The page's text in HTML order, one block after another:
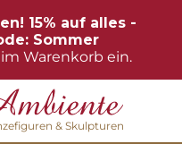
15% auf alles -
Sommer
Warenkorb ein.
& Skulpturen